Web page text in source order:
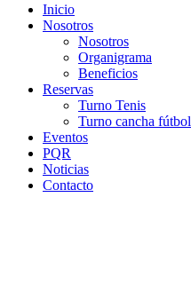
Inicio
Nosotros
Nosotros
Organigrama
Beneficios
Reservas
Turno Tenis
Turno cancha fútbol
Eventos
PQR
Noticias
Contacto